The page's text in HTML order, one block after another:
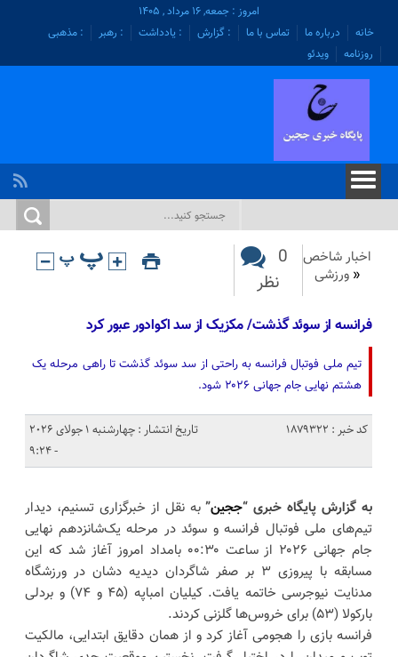
امروز : جمعه, ۱۶ مرداد , ۱۴۰۵
خانه
درباره ما تماس با ما : گزارش : یادداشت : رهبر
: مذهبی
روزنامه
ویدئو
اخبار شاخص
« ورزشی
0
نظر
فرانسه از سوئد گذشت/ مکزیک از سد اکوادور عبور کرد
تیم ملی فوتبال فرانسه به راحتی از سد سوئد گذشت تا راهی مرحله یک
هشتم نهایی جام جهانی ۲۰۲۶ شود.
کد خبر : 1879322
تاریخ انتشار : چهارشنبه 1 جولای 2026
- 9:24
به گزارش پایگاه خبری “ججین”به نقل از خبرگزاری تسنیم، دیدار
تیم‌های ملی فوتبال فرانسه و سوئد در مرحله یک‌شانزدهم نهایی
جام جهانی ۲۰۲۶ از ساعت ۰۰:۳۰ بامداد امروز آغاز شد که این
مسابقه با پیروزی ۳ بر صفر شاگردان دیدیه دشان در ورزشگاه
مدنایت نیوجرسی خاتمه یافت. کیلیان امباپه (۴۵ و ۷۴) و بردلی
بارکولا (۵۳) برای خروس‌ها گلزنی کردند.
فرانسه بازی را هجومی آغاز کرد و از همان دقایق ابتدایی، مالکیت